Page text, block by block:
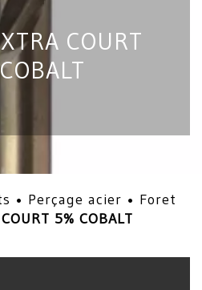
COURT
• Perçage acier • Foret
5% COBALT